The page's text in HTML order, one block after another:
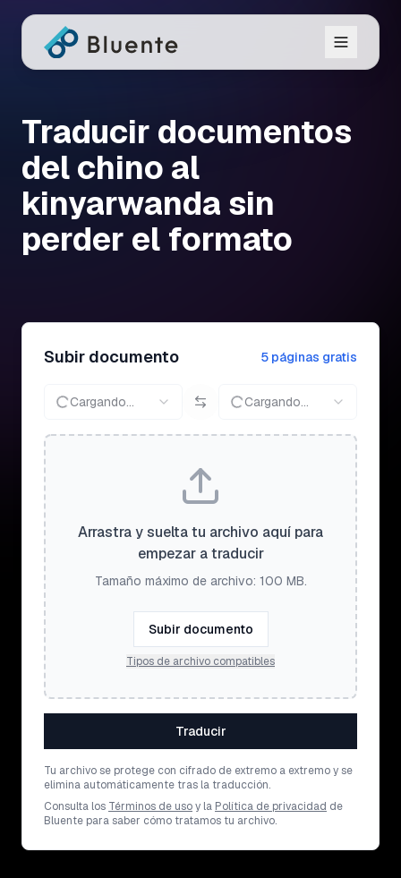
Traducir documentos
del chino al
kinyarwanda sin
perder el formato
Subir documento 5 páginas gratis
Cargando... Cargando...
Arrastra y suelta tu archivo aquí para
empezar a traducir
Tamaño máximo de archivo: 100 MB.
Subir documento
Tipos de archivo compatibles
Traducir
Tu archivo se protege con cifrado de extremo a extremo y se
elimina automáticamente tras la traducción.
Consulta los Términos de usoy la Política de privacidad de
Bluente para saber cómo tratamos tu archivo.